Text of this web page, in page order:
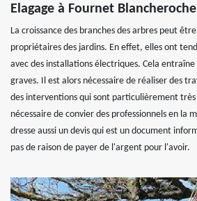
Elagage à Fournet
La croissance des branches des arbres peut
propriétaires des jardins. En effet, elles ont
avec des installations électriques. Cela
graves. Il est alors nécessaire de réaliser des
des interventions qui sont particulièrement
nécessaire de convier des professionnels en la
dresse aussi un devis qui est un document
pas de raison de payer de l'argent pour l'avoir.